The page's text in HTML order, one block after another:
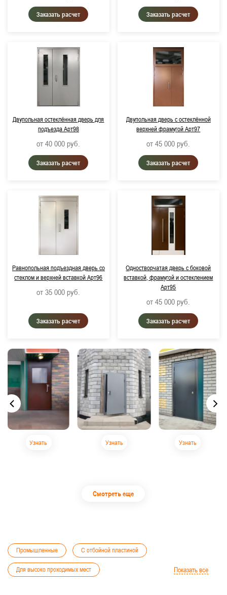
Заказать расчет Заказать расчет
Двупольная остеклённая дверь для
подъезда Арт98
от 40 000 руб.
Заказать расчет
Двупольная дверь с остеклённой
верхней фрамугой Арт97
от 45 000 руб.
Заказать расчет
Равнопольная подъездная дверь со
стеклом и верхней вставкой Арт96
от 35 000 руб.
Заказать расчет
Одностворчатая дверь с боковой
вставкой, фрамугой и остеклением
Арт95
от 45 000 руб.
Заказать расчет
Узнать Узнать Узнать
Смотреть еще
Промышленные С отбойной пластиной
Для высоко проходимых мест Показать все